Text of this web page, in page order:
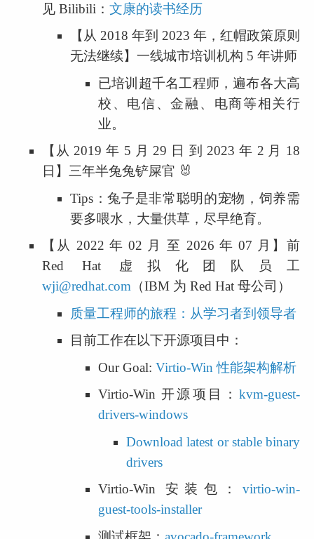
见 Bilibili： 文康的读书经历
【从 2018 年到 2023 年，红帽政策原则
无法继续】一线城市培训机构 5 年讲师
已培训超千名工程师，遍布各大高
校、电信、金融、电商等相关行
业。
【从 2019 年 5 月 29 日 到 2023 年 2 月 18
日】三年半兔兔铲屎官 🐰
Tips：兔子是非常聪明的宠物，饲养需
要多喂水，大量供草，尽早绝育。
【从 2022 年 02 月 至 2026 年 07 月】前
wji@redhat.com （IBM 为 Red Hat 母公司）
质量工程师的旅程：从学习者到领导者
目前工作在以下开源项目中：
Our Goal: Virtio-Win 性能架构解析
Virtio-Win 开源项目： kvm-guest-
drivers-windows
Download latest or stable binary
drivers
Virtio-Win 安装包： virtio-win-
guest-tools-installer